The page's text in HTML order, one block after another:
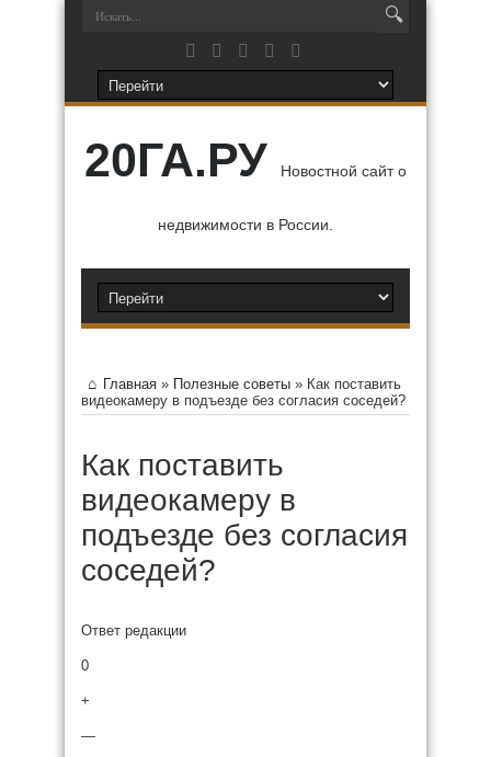
20ГА.РУ Новостной сайт о
недвижимости в России.
Главная » Полезные советы » Как поставить
видеокамеру в подъезде без согласия соседей?
Как поставить
видеокамеру в
подъезде без согласия
соседей?
Ответ редакции
0
+
—